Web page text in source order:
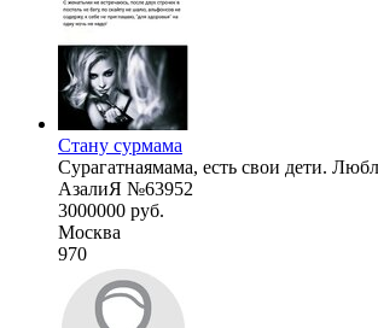
Стану сурмама
Сурагатнаямама, есть свои дети.
АзалиЯ №63952
3000000 руб.
Москва
970